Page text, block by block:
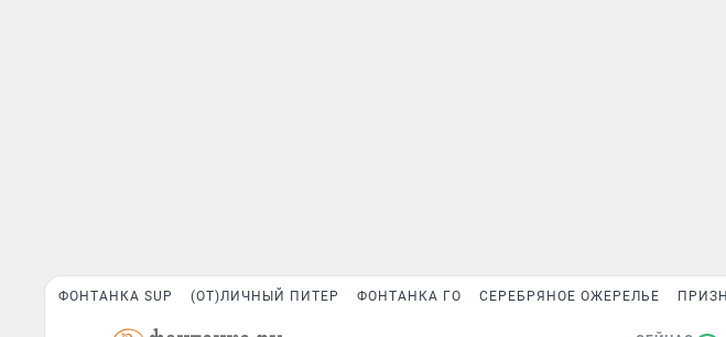
ФОНТАНКА SUP (ОТ)ЛИЧНЫЙ ПИТЕР ФОНТАНКА ГО СЕРЕБРЯНОЕ ОЖЕРЕЛЬЕ